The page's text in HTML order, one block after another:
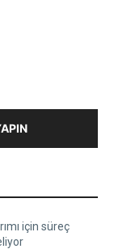
için süreç